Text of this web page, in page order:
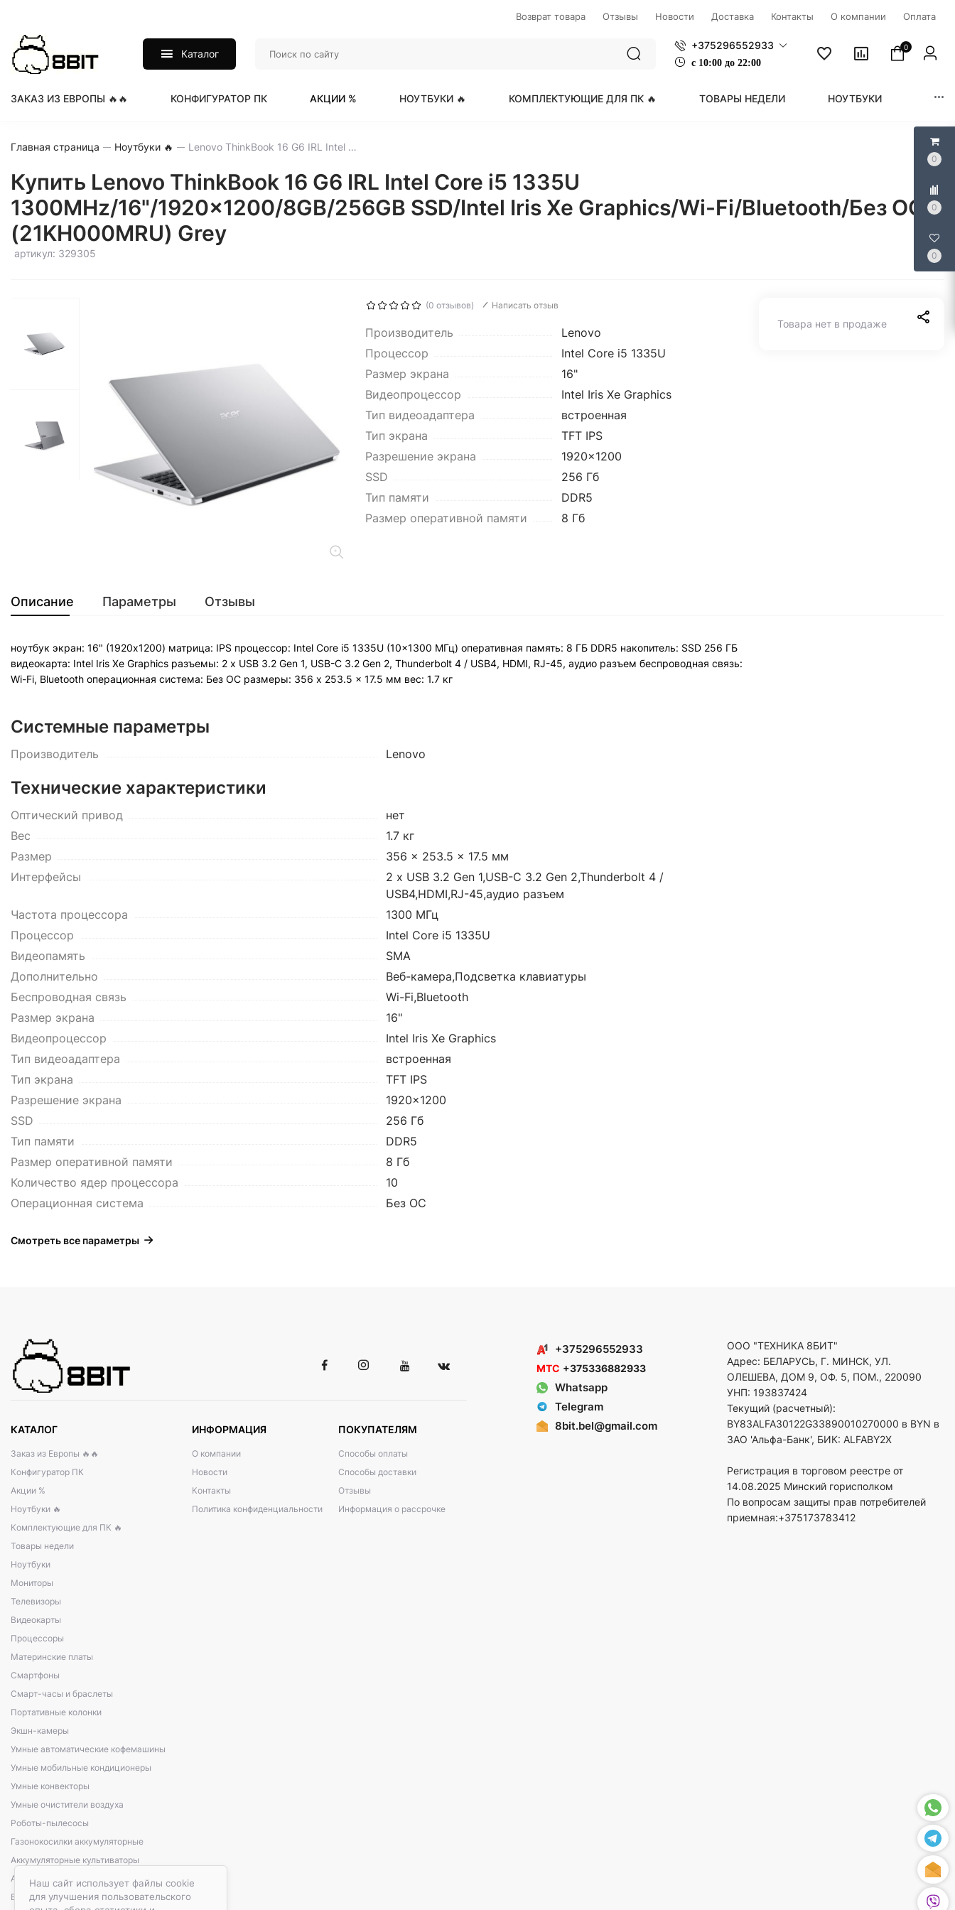
0
0
0
Наш сайт использует файлы cookie
для улучшения пользовательского
Возврат товара Отзывы Новости Доставка Контакты О компании Оплата
Каталог
+375296552933
с 1 0:00 до 22:00
0
ЗАКАЗ ИЗ ЕВРОПЫ 🔥🔥 КОНФИГУРАТОР ПК АКЦИИ % НОУТБУКИ 🔥 КОМПЛЕКТУЮЩИЕ ДЛЯ ПК 🔥 ТОВАРЫ НЕДЕЛИ НОУТБУКИ
Главная страница Ноутбуки 🔥 Lenovo ThinkBook 16 G6 IRL Intel Core i5 1335U 1300MHz/16"/1920x1200/8GB/256GB SSD/Intel Iris Xe Graphics/Wi-Fi/Bluetooth/Без ОС (21KH000MRU) Grey
Купить Lenovo ThinkBook 16 G6 IRL Intel Core i5 1335U
1300MHz/16"/1920x1200/8GB/256GB SSD/Intel Iris Xe Graphics/Wi-Fi/Bluetooth/Без ОС
(21KH000MRU) Grey
артикул: 329305
(0 отзывов) Написать отзыв
Производитель
Lenovo
Процессор
Intel Core i5 1335U
Размер экрана
16"
Видеопроцессор
Intel Iris Xe Graphics
Тип видеоадаптера
встроенная
Тип экрана
TFT IPS
Разрешение экрана
1920x1200
SSD
256 Гб
Тип памяти
DDR5
Размер оперативной памяти
8 Гб
Товара нет в продаже
Описание Параметры Отзывы
ноутбук экран: 16" (1920x1200) матрица: IPS процессор: Intel Core i5 1335U (10x1300 МГц) оперативная память: 8 ГБ DDR5 накопитель: SSD 256 ГБ
видеокарта: Intel Iris Xe Graphics разъемы: 2 x USB 3.2 Gen 1, USB-C 3.2 Gen 2, Thunderbolt 4 / USB4, HDMI, RJ-45, аудио разъем беспроводная связь:
Wi-Fi, Bluetooth операционная система: Без ОС pазмеры: 356 x 253.5 x 17.5 мм вес: 1.7 кг
Системные параметры
Производитель Lenovo
Технические характеристики
Оптический привод
нет
Вес
1.7 кг
Размер
356 x 253.5 x 17.5 мм
Интерфейсы
2 x USB 3.2 Gen 1,USB-C 3.2 Gen 2,Thunderbolt 4 /
USB4,HDMI,RJ-45,аудио разъем
Частота процессора
1300 МГц
Процессор
Intel Core i5 1335U
Видеопамять
SMA
Дополнительно
Веб-камера,Подсветка клавиатуры
Беспроводная связь
Wi-Fi,Bluetooth
Размер экрана
16"
Видеопроцессор
Intel Iris Xe Graphics
Тип видеоадаптера
встроенная
Тип экрана
TFT IPS
Разрешение экрана
1920x1200
SSD
256 Гб
Тип памяти
DDR5
Размер оперативной памяти
8 Гб
Количество ядер процессора
10
Операционная система
Без ОС
Смотреть все параметры
КАТАЛОГ
Заказ из Европы 🔥🔥
Конфигуратор ПК
Акции %
Ноутбуки 🔥
Комплектующие для ПК 🔥
Товары недели
Ноутбуки
Мониторы
Телевизоры
Видеокарты
Процессоры
Материнские платы
Смартфоны
Смарт-часы и браслеты
Портативные колонки
Экшн-камеры
Умные автоматические кофемашины
Умные мобильные кондиционеры
Умные конвекторы
Умные очистители воздуха
Роботы-пылесосы
Газонокосилки аккумуляторные
Аккумуляторные культиваторы
Аккумуляторные кусторезы, сучкорезы
Варочные панели электрические
ИНФОРМАЦИЯ
О компании
Новости
Контакты
Политика конфиденциальности
ПОКУПАТЕЛЯМ
Способы оплаты
Способы доставки
Отзывы
Информация о рассрочке
+375296552933
МТС +375336882933
Whatsapp
Telegram
8bit.bel@gmail.com
ООО "ТЕХНИКА 8БИТ"
Адрес: БЕЛАРУСЬ, Г. МИНСК, УЛ.
ОЛЕШЕВА, ДОМ 9, ОФ. 5, ПОМ., 220090
УНП: 193837424
Текущий (расчетный):
BY83ALFA30122G33890010270000 в BYN в
ЗАО 'Альфа-Банк', БИК: ALFABY2X
Регистрация в торговом реестре от
14.08.2025 Минский горисполком
По вопросам защиты прав потребителей
приемная:+375173783412